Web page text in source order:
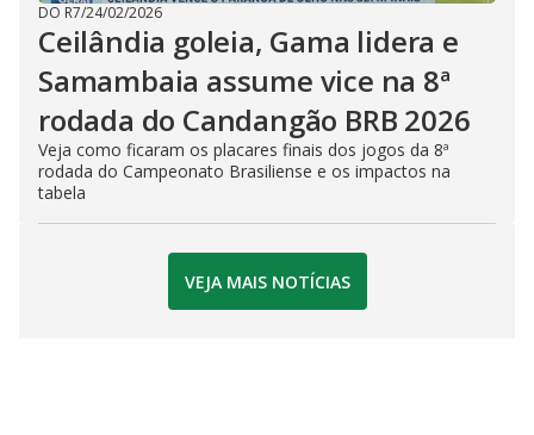
DO R7/24/02/2026
Ceilândia goleia, Gama lidera e
Samambaia assume vice na 8ª
rodada do Candangão BRB 2026
Veja como ficaram os placares finais dos jogos da 8ª
rodada do Campeonato Brasiliense e os impactos na
tabela
VEJA MAIS NOTÍCIAS